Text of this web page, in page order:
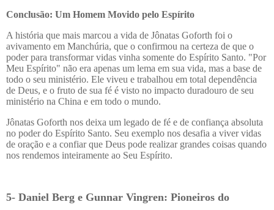
Conclusão: Um Homem Movido pelo Espírito
A história que mais marcou a vida de Jônatas Goforth foi o
avivamento em Manchúria, que o confirmou na certeza de que o
poder para transformar vidas vinha somente do Espírito Santo. "Por
Meu Espírito" não era apenas um lema em sua vida, mas a base de
todo o seu ministério. Ele viveu e trabalhou em total dependência
de Deus, e o fruto de sua fé é visto no impacto duradouro de seu
ministério na China e em todo o mundo.
Jônatas Goforth nos deixa um legado de fé e de confiança absoluta
no poder do Espírito Santo. Seu exemplo nos desafia a viver vidas
de oração e a confiar que Deus pode realizar grandes coisas quando
nos rendemos inteiramente ao Seu Espírito.
5- Daniel Berg e Gunnar Vingren: Pioneiros do